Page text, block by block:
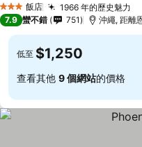
3 星級 飯店 1966 年的歷史魅力
7.9 蠻不錯 751 沖繩, 距離
低至 $1,250
查看其他 9 個網站的價格